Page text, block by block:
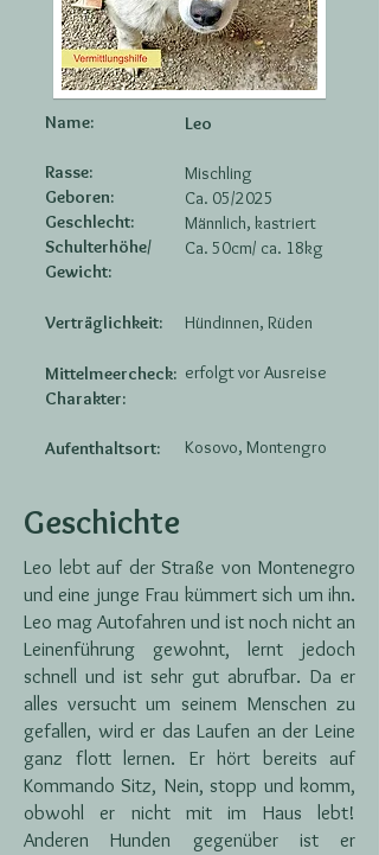
Name:
Rasse:
Geboren:
Geschlecht:
Schulterhöhe/
Gewicht:
Verträglichkeit:
Mittelmeercheck:
Charakter:
Aufenthaltsort:
Leo
Mischling
Ca. 05/2025
Männlich, kastriert
Ca. 50cm/ ca. 18kg
Hündinnen, Rüden
erfolgt vor Ausreise
Kosovo, Montengro
Geschichte
Leo lebt auf der Straße von Montenegro
und eine junge Frau kümmert sich um ihn.
Leo mag Autofahren und ist noch nicht an
Leinenführung gewohnt, lernt jedoch
schnell und ist sehr gut abrufbar. Da er
alles versucht um seinem Menschen zu
gefallen, wird er das Laufen an der Leine
ganz flott lernen. Er hört bereits auf
Kommando Sitz, Nein, stopp und komm,
obwohl er nicht mit im Haus lebt!
Anderen Hunden gegenüber ist er